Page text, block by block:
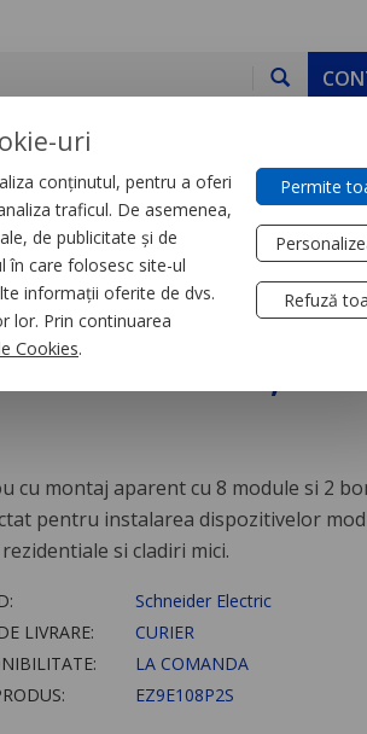
DEVINO PARTENER CONTACT
module, 2
cu montaj aparent cu 8 module si 2
pentru instalarea dispozitivelor
si cladiri mici.
Schneider Electric
LIVRARE:
CURIER
LA COMANDA
EZ9E108P2S
uri
conținutul, pentru a oferi
traficul. De asemenea,
de publicitate și de
în care folosesc site-ul
informații oferite de dvs.
lor. Prin continuarea
Cookies.
Permite
Refuză